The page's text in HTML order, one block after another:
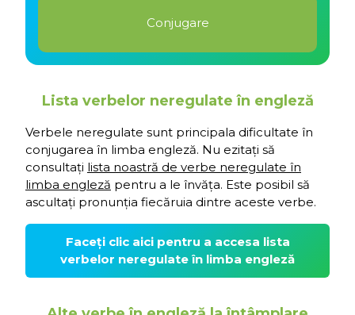
Lista verbelor neregulate în engleză
Verbele neregulate sunt principala dificultate în
conjugarea în limba engleză. Nu ezitați să
consultați lista noastră de verbe neregulate în
limba engleză pentru a le învăța. Este posibil să
ascultați pronunția fiecăruia dintre aceste verbe.
Faceți clic aici pentru a accesa lista
verbelor neregulate în limba engleză